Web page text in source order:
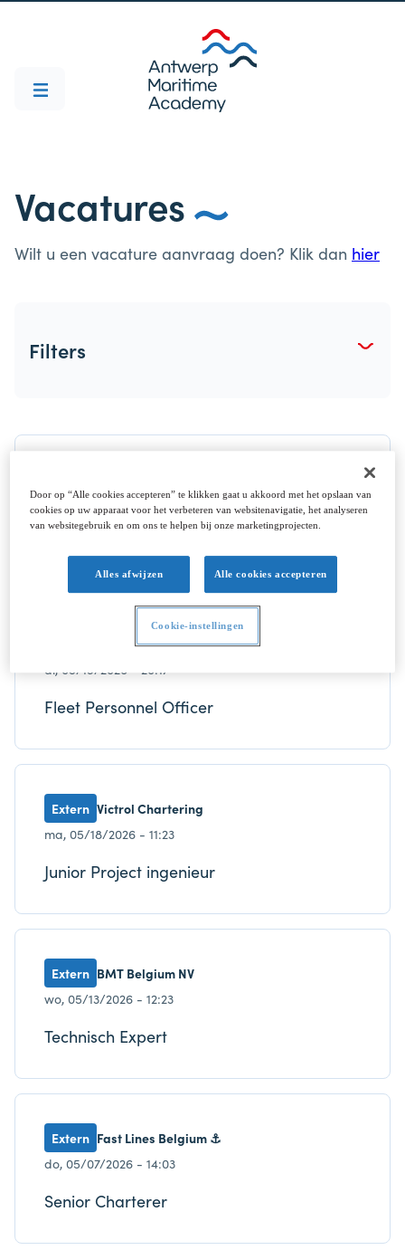
Vacatures
Wilt u een vacature aanvraag doen? Klik dan hier
Filters
wo, 06/03/2026 - 11:28
di, 05/19/2026 - 20:17
Fleet Personnel Officer
Extern Victrol Chartering
ma, 05/18/2026 - 11:23
Junior Project ingenieur
Extern BMT Belgium NV
wo, 05/13/2026 - 12:23
Technisch Expert
Extern Fast Lines Belgium ⚓
do, 05/07/2026 - 14:03
Senior Charterer
Door op “Alle cookies accepteren” te klikken gaat u akkoord met het opslaan van
cookies op uw apparaat voor het verbeteren van websitenavigatie, het analyseren
van websitegebruik en om ons te helpen bij onze marketingprojecten.
Alles afwijzen Alle cookies accepteren
Cookie-instellingen